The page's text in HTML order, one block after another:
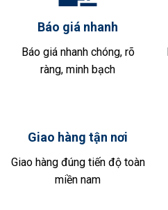
Báo giá nhanh
Báo giá nhanh chóng, rõ
ràng, minh bạch
Giao hàng tận nơi
Giao hàng đúng tiến độ toàn
miền nam